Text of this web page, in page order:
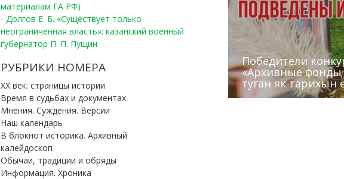
материалам ГА РФ)
- Долгов Е. Б. «Существует только
неограниченная власть»: казанский военный
губернатор П. П. Пущин
РУБРИКИ НОМЕРА
ХХ век: страницы истории
Время в судьбах и документах
Мнения. Суждения. Версии
Наш календарь
В блокнот историка. Архивный
калейдоскоп
Обычаи, традиции и обряды
Информация. Хроника
Победители
«Архивные фонды
туган як тарихын
Архивисты
Госархива
Сотрудники
Эхо веков»
(КХТИ)
«Мир архивов